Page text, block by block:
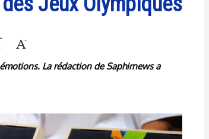
La rédaction de Saphirnews a